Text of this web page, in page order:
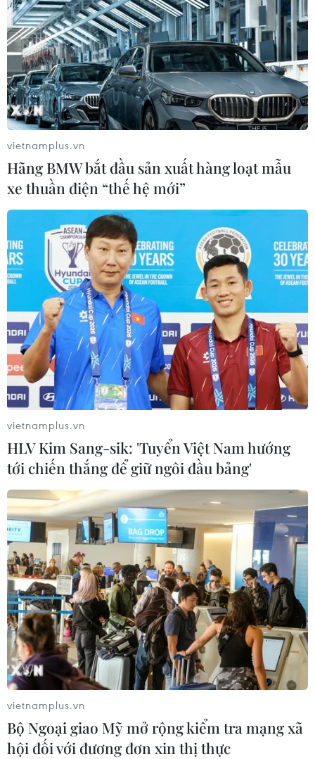
vietnamplus.vn
Hãng BMW bắt đầu sản xuất hàng loạt mẫu
xe thuần điện “thế hệ mới”
vietnamplus.vn
HLV Kim Sang-sik: 'Tuyển Việt Nam hướng
tới chiến thắng để giữ ngôi đầu bảng'
vietnamplus.vn
Bộ Ngoại giao Mỹ mở rộng kiểm tra mạng xã
hội đối với đương đơn xin thị thực